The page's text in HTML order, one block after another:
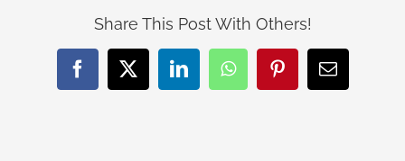
Share This Post With Others!
Facebook
X LinkedInWhatsAppPinterestEmail